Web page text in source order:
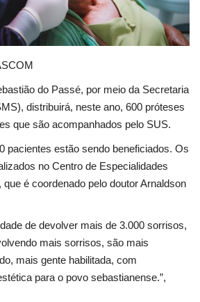
do Passé, por meio da Secretaria
distribuirá, neste ano, 600 próteses
que são acompanhados pelo SUS.
pacientes estão sendo beneficiados. Os
no Centro de Especialidades
é coordenado pelo doutor Arnaldson
de devolver mais de 3.000 sorrisos,
mais sorrisos, são mais
mais gente habilitada, com
para o povo sebastianense.”,